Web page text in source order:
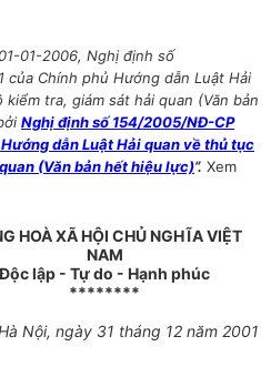
01-2006, Nghị định số
của Chính phủ Hướng dẫn Luật Hải
tra, giám sát hải quan (Văn bản
Nghị định số 154/2005/NĐ-CP
dẫn Luật Hải quan về thủ tục
(Văn bản hết hiệu lực)”. Xem
HOÀ XÃ HỘI CHỦ NGHĨA VIỆT
NAM
Độc lập - Tự do - Hạnh phúc
********
Nội, ngày 31 tháng 12 năm 2001